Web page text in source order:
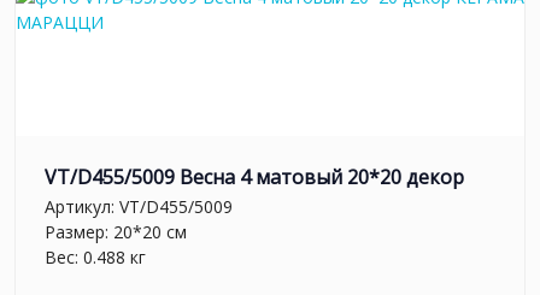
VT/D455/5009 Весна 4 матовый 20*20 декор
Артикул: VT/D455/5009
Размер: 20*20 см
Вес: 0.488 кг